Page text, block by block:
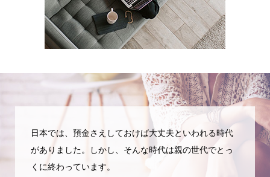
日本では、預金さえしておけば大丈夫といわれる時代
がありました。しかし、そんな時代は親の世代でとっ
くに終わっています。